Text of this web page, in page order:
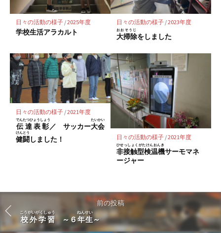
日々の活動の様子/2025年度
学校生活アラカルト
日々の活動の様子/2023年度
大掃除
おおそうじ
をしました
日々の活動の様子/2021年度
伝達表彰
でんたつひょうしょう
／ サッカー大会
たいかい
健闘
けんとう
しました！ 日々の活動の様子/2021年度
非接触型検温機
ひせっしょくがたけんおんき
サーモマネ
ージャー
前の投稿
校外学習
こうがいがくしゅう
～６年生
ねんせい
～